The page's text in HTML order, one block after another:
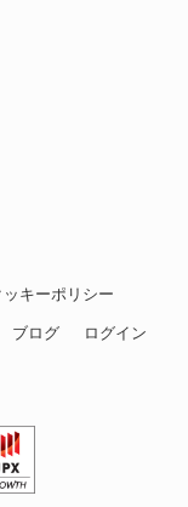
ッキーポリシー
ブログ ログイン